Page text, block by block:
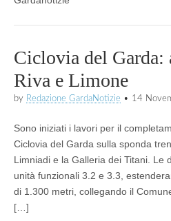
Ciclovia del
Riva e Limone
by Redazione GardaNotizie • 14
Sono iniziati i lavori per il
Ciclovia del Garda sulla sponda
Limniadi e la Galleria dei Titani. Le
unità funzionali 3.2 e 3.3,
di 1.300 metri, collegando il
[…]